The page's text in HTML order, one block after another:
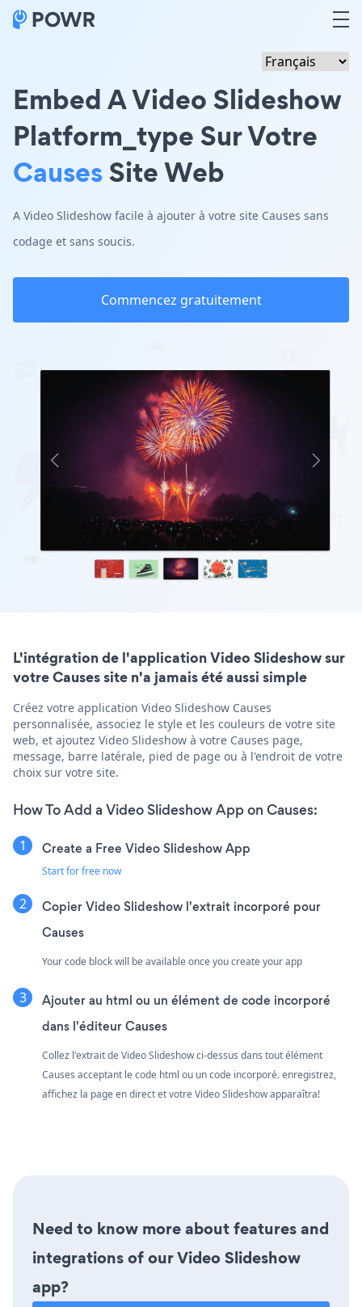
Embed A Video Slideshow
Platform_type Sur Votre
CausesSite Web
A Video Slideshow facile à ajouter à votre site Causes sans
codage et sans soucis.
Commencez gratuitement
L'intégration de l'application Video Slideshow sur
votre Causes site n'a jamais été aussi simple
Créez votre application Video Slideshow Causes
personnalisée, associez le style et les couleurs de votre site
web, et ajoutez Video Slideshow à votre Causes page,
message, barre latérale, pied de page ou à l'endroit de votre
choix sur votre site.
How To Add a Video Slideshow App on Causes:
Create a Free Video Slideshow App
Start for free now
Copier Video Slideshow l'extrait incorporé pour
Causes
Your code block will be available once you create your app
Ajouter au html ou un élément de code incorporé
dans l'éditeur Causes
Collez l'extrait de Video Slideshow ci-dessus dans tout élément
Causes acceptant le code html ou un code incorporé. enregistrez,
affichez la page en direct et votre Video Slideshow apparaîtra!
Need to know more about features and
integrations of our Video Slideshow
app?